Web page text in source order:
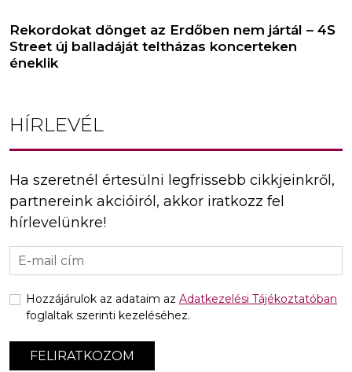
Rekordokat dönget az Erdőben nem jártál – 4S
Street új balladáját teltházas koncerteken
éneklik
HÍRLEVÉL
Ha szeretnél értesülni legfrissebb cikkjeinkről,
partnereink akcióiról, akkor iratkozz fel
hírlevelünkre!
FELIRATKOZOM
Hozzájárulok az adataim az Adatkezelési Tájékoztatóban
foglaltak szerinti kezeléséhez.